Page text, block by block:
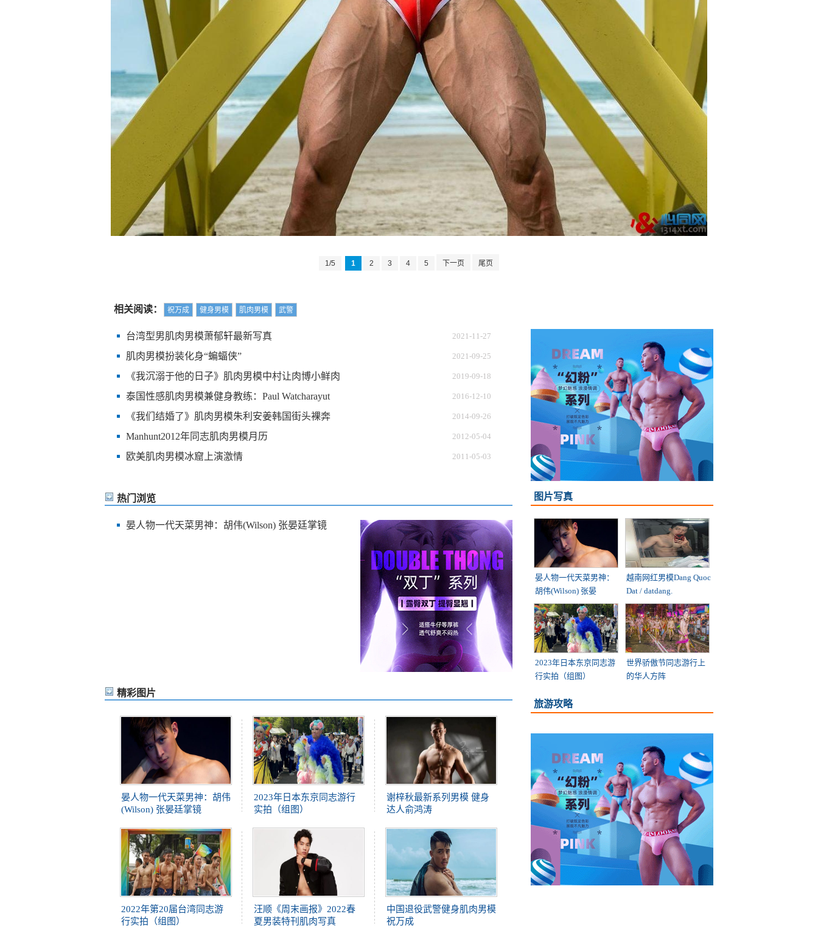
1/5 1 2 3 4 5 下一页 尾页
相关阅读： 祝万成 健身男模 肌肉男模 武警
台湾型男肌肉男模萧郁轩最新写真 2021-11-27
肌肉男模扮装化身“蝙蝠侠” 2021-09-25
《我沉溺于他的日子》肌肉男模中村让肉博小鲜肉 2019-09-18
泰国性感肌肉男模兼健身教练：Paul Watcharayut 2016-12-10
《我们结婚了》肌肉男模朱利安姜韩国街头裸奔 2014-09-26
Manhunt2012年同志肌肉男模月历 2012-05-04
欧美肌肉男模冰窟上演激情 2011-05-03
热门浏览
晏人物一代天菜男神：胡伟(Wilson) 张晏廷掌镜
精彩图片
晏人物一代天菜男神：胡伟
(Wilson) 张晏廷掌镜
2023年日本东京同志游行
实拍（组图）
谢梓秋最新系列男模 健身
达人俞鸿涛
2022年第20届台湾同志游
行实拍（组图）
汪顺《周末画报》2022春
夏男装特刊肌肉写真
中国退役武警健身肌肉男模
祝万成
图片写真
晏人物一代天菜男神：
胡伟(Wilson) 张晏
越南网红男模Dang Quoc
Dat / datdang.
2023年日本东京同志游
行实拍（组图）
世界骄傲节同志游行上
的华人方阵
旅游攻略